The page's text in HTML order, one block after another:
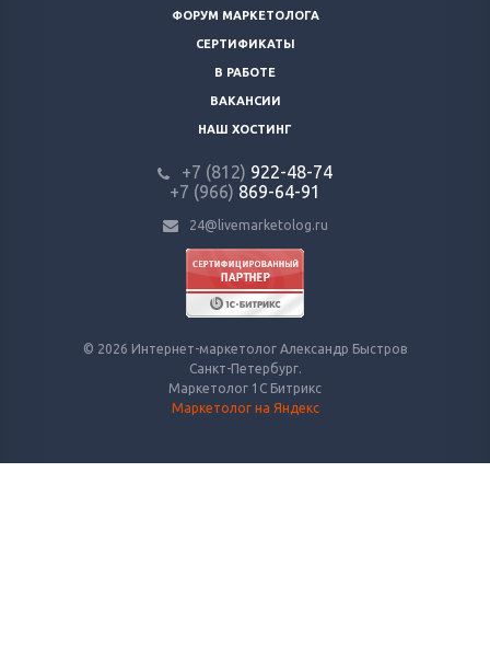
ФОРУМ МАРКЕТОЛОГА
СЕРТИФИКАТЫ
В РАБОТЕ
ВАКАНСИИ
НАШ ХОСТИНГ
+7 (812) 922-48-74
+7 (966) 869-64-91
24@livemarketolog.ru
© 2026 Интернет-маркетолог Александр Быстров
Санкт-Петербург.
Маркетолог 1С Битрикс
Маркетолог на Яндекс